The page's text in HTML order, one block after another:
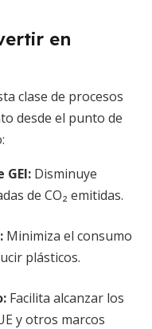
en
clase de procesos
desde el punto de
GEI: Disminuye
de CO₂ emitidas.
: Minimiza el consumo
plásticos.
: Facilita alcanzar los
y otros marcos